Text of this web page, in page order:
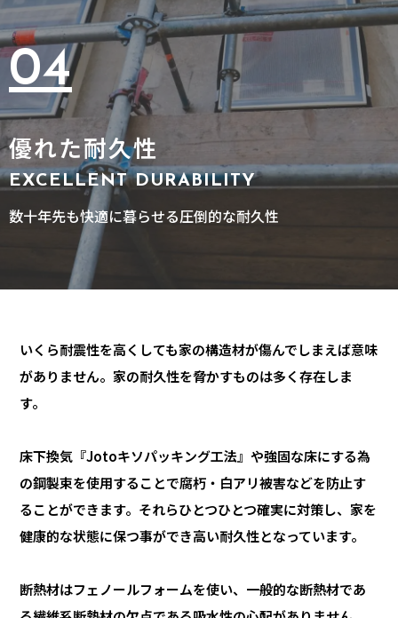
04
優れた耐久性
EXCELLENT DURABILITY
数十年先も快適に暮らせる圧倒的な耐久性
いくら耐震性を高くしても家の構造材が傷んでしまえば意味
がありません。家の耐久性を脅かすものは多く存在しま
す。
床下換気『Jotoキソパッキング工法』や強固な床にする為
の鋼製束を使用することで腐朽・白アリ被害などを防止す
ることができます。それらひとつひとつ確実に対策し、家を
健康的な状態に保つ事ができ高い耐久性となっています。
断熱材はフェノールフォームを使い、一般的な断熱材であ